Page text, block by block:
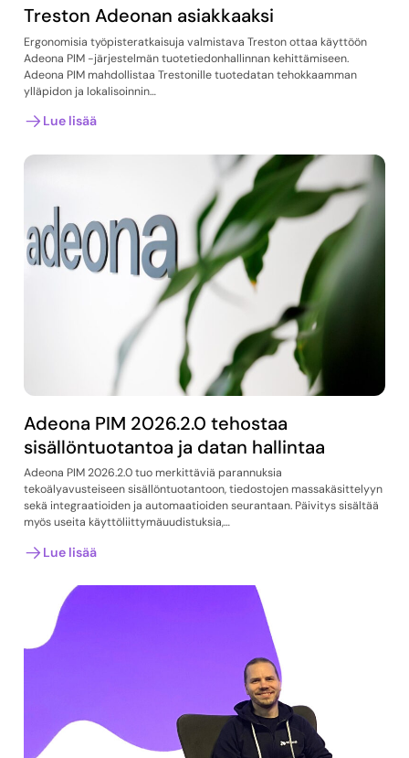
Treston Adeonan asiakkaaksi
Ergonomisia työpisteratkaisuja valmistava Treston ottaa käyttöön
Adeona PIM -järjestelmän tuotetiedonhallinnan kehittämiseen.
Adeona PIM mahdollistaa Trestonille tuotedatan tehokkaamman
ylläpidon ja lokalisoinnin…
Lue lisää
Adeona PIM 2026.2.0 tehostaa
sisällöntuotantoa ja datan hallintaa
Adeona PIM 2026.2.0 tuo merkittäviä parannuksia
tekoälyavusteiseen sisällöntuotantoon, tiedostojen massakäsittelyyn
sekä integraatioiden ja automaatioiden seurantaan. Päivitys sisältää
myös useita käyttöliittymäuudistuksia,…
Lue lisää